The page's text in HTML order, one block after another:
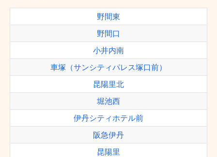
野間東
野間口
小井内南
車塚（サンシティパレス塚口前）
昆陽里北
堀池西
伊丹シティホテル前
阪急伊丹
昆陽里